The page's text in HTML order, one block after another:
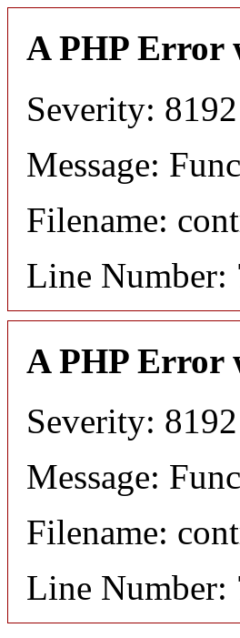
A PHP Error
Severity: 8192
Message:
Filename:
Line Number:
A PHP Error
Severity: 8192
Message:
Filename:
Line Number: